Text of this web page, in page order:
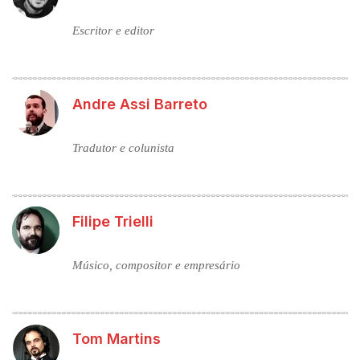
Escritor e editor
Andre Assi Barreto
Tradutor e colunista
Filipe Trielli
Músico, compositor e empresário
Tom Martins